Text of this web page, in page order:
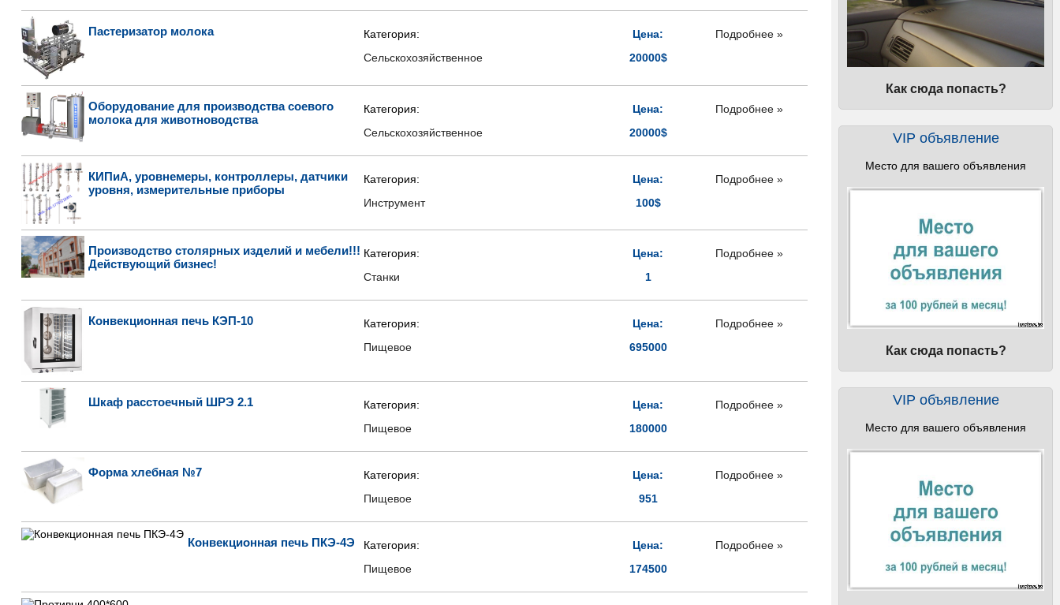
Как сюда попасть?
VIP объявление
Место для вашего объявления
Как сюда попасть?
VIP объявление
Место для вашего объявления
Пастеризатор молока
Категория:
Сельскохозяйственное
Цена:
20000$
Подробнее »
Оборудование для производства соевого
молока для животноводства
Категория:
Сельскохозяйственное
Цена:
20000$
Подробнее »
КИПиА, уровнемеры, контроллеры, датчики
уровня, измерительные приборы
Категория:
Инструмент
Цена:
100$
Подробнее »
Производство столярных изделий и мебели!!!
Действующий бизнес!
Категория:
Станки
Цена:
1
Подробнее »
Конвекционная печь КЭП-10
Категория:
Пищевое
Цена:
695000
Подробнее »
Шкаф расстоечный ШРЭ 2.1
Категория:
Пищевое
Цена:
180000
Подробнее »
Форма хлебная №7
Категория:
Пищевое
Цена:
951
Подробнее »
Конвекционная печь ПКЭ-4Э
Категория:
Пищевое
Цена:
174500
Подробнее »